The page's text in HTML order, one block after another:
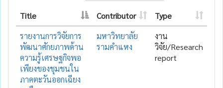
Title Contributor
Type
รายงานการวิจัยการ
พัฒนาศักยภาพด้าน
ความรู้เศรษฐกิจพอ
เพียงของชุมชนใน
ภาคตะวันออกเฉียง
มหาวิทยาลัย
รามคำแหง
งาน
วิจัย/Research
report